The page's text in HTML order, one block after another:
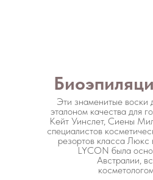
Эти знаменитые воски
эталоном качества для
Кейт Уинслет, Сиены
специалистов
резортов класса Люкс
LYCON была
Австралии,